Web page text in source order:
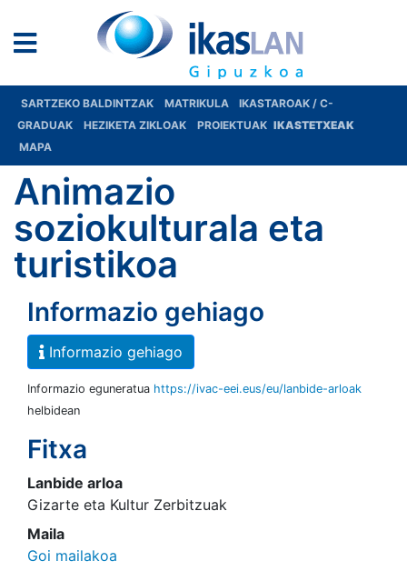
SARTZEKO BALDINTZAK MATRIKULA
IKASTAROAK / C-
GRADUAK
HEZIKETA ZIKLOAK PROIEKTUAK IKASTETXEAK
MAPA
Animazio
soziokulturala eta
turistikoa
Informazio gehiago
Informazio gehiago
Informazio eguneratua https://ivac-eei.eus/eu/lanbide-arloak
helbidean
Fitxa
Lanbide arloa
Gizarte eta Kultur Zerbitzuak
Maila
Goi mailakoa